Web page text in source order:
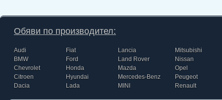
Обяви по производител:
Audi
BMW
Chevrolet
Citroen
Dacia
Fiat
Ford
Honda
Hyundai
Lada
Lancia
Land Rover
Mazda
Mercedes-Benz
MINI
Mitsubishi
Nissan
Opel
Peugeot
Renault